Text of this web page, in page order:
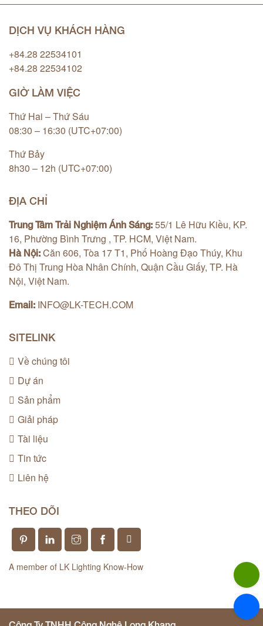
DỊCH VỤ KHÁCH HÀNG
+84.28 22534101
+84.28 22534102
GIỜ LÀM VIỆC
Thứ Hai – Thứ Sáu
08:30 – 16:30 (UTC+07:00)
Thứ Bảy
8h30 – 12h (UTC+07:00)
ĐỊA CHỈ
Trung Tâm Trải Nghiệm Ánh Sáng: 55/1 Lê Hữu Kiều, KP.
16, Phường Bình Trưng , TP. HCM, Việt Nam.
Hà Nội: Căn 606, Tòa 17 T1, Phố Hoàng Đạo Thúy, Khu
Đô Thị Trung Hòa Nhân Chính, Quận Cầu Giấy, TP. Hà
Nội, Việt Nam.
Email: INFO@LK-TECH.COM
SITELINK
Về chúng tôi
Dự án
Sản phẩm
Giải pháp
Tài liệu
Tin tức
Liên hệ
THEO DÕI
A member of LK Lighting Know-How